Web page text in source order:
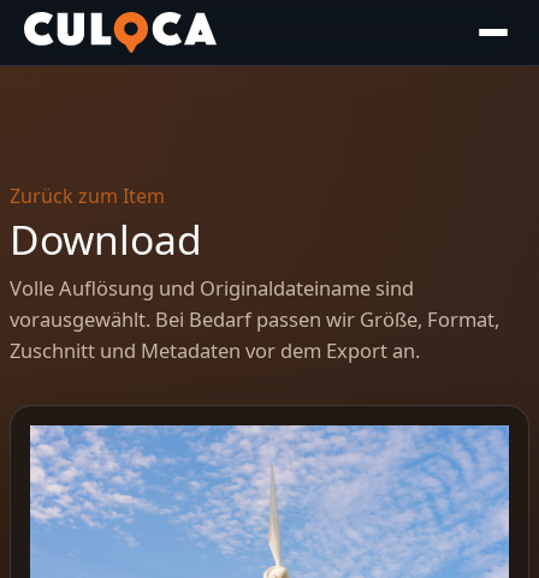
Zurück zum Item
Download
Volle Auflösung und Originaldateiname sind
vorausgewählt. Bei Bedarf passen wir Größe, Format,
Zuschnitt und Metadaten vor dem Export an.